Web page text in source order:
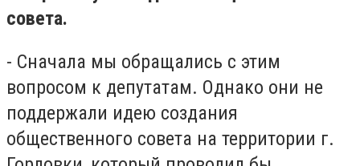
совета.
- Сначала мы обращались с этим
вопросом к депутатам. Однако они не
поддержали идею создания
общественного совета на территории г.